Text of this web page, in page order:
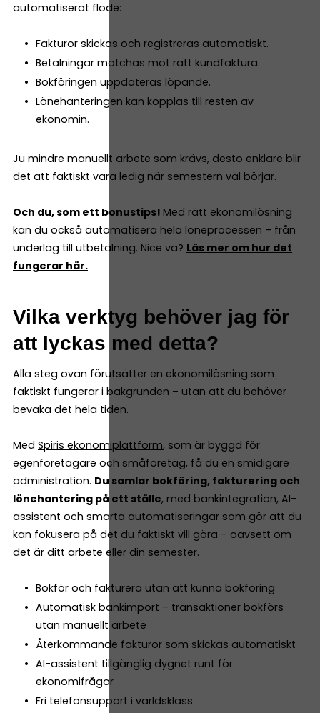
automatiserat flöde:
Fakturor skickas och registreras automatiskt.
Betalningar matchas mot rätt kundfaktura.
Bokföringen uppdateras löpande.
Lönehanteringen kan kopplas till resten av
ekonomin.
Ju mindre manuellt arbete som krävs, desto enklare blir
det att faktiskt vara ledig när semestern väl börjar.
Och du, som ett bonustips! Med rätt ekonomilösning
kan du också automatisera hela löneprocessen – från
underlag till utbetalning. Nice va? Läs mer om hur det
fungerar här.
Vilka verktyg behöver jag för
att lyckas med detta?
Alla steg ovan förutsätter en ekonomilösning som
faktiskt fungerar i bakgrunden – utan att du behöver
bevaka det hela tiden.
Med Spiris ekonomiplattform, som är byggd för
egenföretagare och småföretag, få du en smidigare
administration. Du samlar bokföring, fakturering och
lönehantering på ett ställe, med bankintegration, AI-
assistent och smarta automatiseringar som gör att du
kan fokusera på det du faktiskt vill göra – oavsett om
det är ditt arbete eller din semester.
Bokför och fakturera utan att kunna bokföring
Automatisk bankimport – transaktioner bokförs
utan manuellt arbete
Återkommande fakturor som skickas automatiskt
AI-assistent tillgänglig dygnet runt för
ekonomifrågor
Fri telefonsupport i världsklass